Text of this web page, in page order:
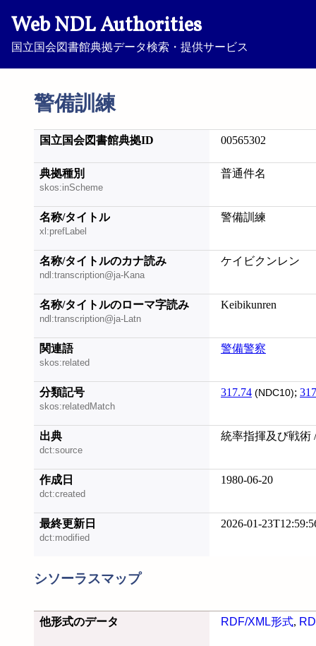
Web NDL Authorities
国立国会図書館典拠データ検索・提供サービス
警備訓練
国立国会図書館典拠ID 00565302
典拠種別
skos:inScheme
普通件名
名称/タイトル
xl:prefLabel
警備訓練
名称/タイトルのカナ読み
ndl:transcription@ja-Kana
ケイビクンレン
名称/タイトルのローマ字読み
ndl:transcription@ja-Latn
Keibikunren
関連語
skos:related
警備警察
分類記号
skos:relatedMatch
317.74 (NDC10);
出典
dct:source
統率指揮及び戦術
作成日
dct:created
1980-06-20
最終更新日
dct:modified
2026-01-
シソーラスマップ
他形式のデータ RDF/XML形式,